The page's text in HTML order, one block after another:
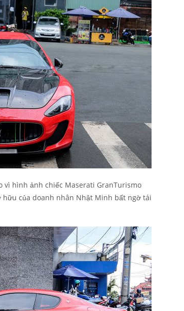
vì hình ảnh chiếc Maserati GranTurismo
hữu của doanh nhân Nhật Minh bất ngờ tái